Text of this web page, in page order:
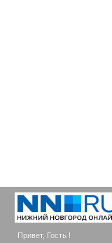
Привет, Гость !